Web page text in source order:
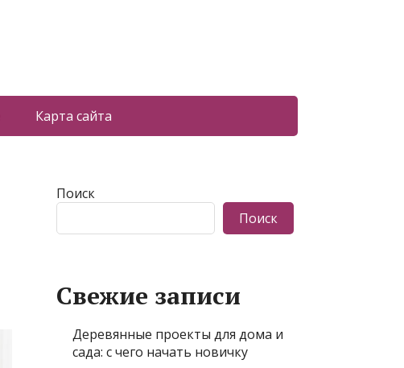
Карта сайта
Поиск
Поиск
Свежие записи
Деревянные проекты для дома и
сада: с чего начать новичку